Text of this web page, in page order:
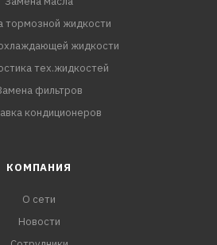
тормозной жидкости
жидкости
тех.жидкостей
фильтров
кондиционеров
КОМПАНИЯ
О сети
Новости